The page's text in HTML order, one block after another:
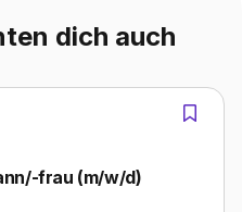
dich auch
frau (m/w/d)